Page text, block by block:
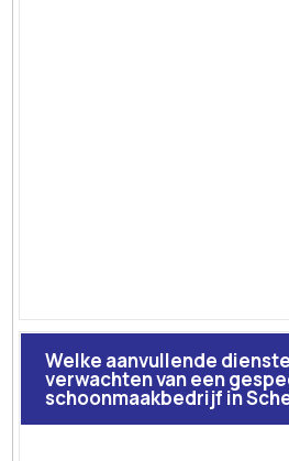
Welke aanvullende
verwachten van een
schoonmaakbedrijf in